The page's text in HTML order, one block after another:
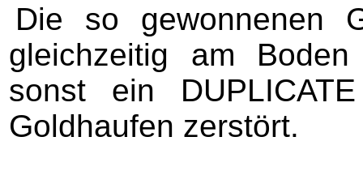
Die so gewonnenen
gleichzeitig am
sonst ein
Goldhaufen zerstört.